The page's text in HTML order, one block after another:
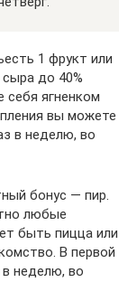
1 фрукт или
до 40%
себя ягненком
вы можете
в неделю, во
бонус — пир.
любые
быть пицца или
В первой
в неделю, во